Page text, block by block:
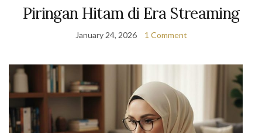
Piringan Hitam di Era Streaming
January 24, 2026 1 Comment